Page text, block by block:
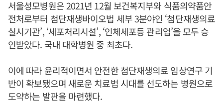
서울성모병원은 2021년 12월 보건복지부와 식품의약품안
전처로부터 첨단재생바이오법 세부 3분야인 ‘첨단재생의료
실시기관’, ‘세포처리시설’, ‘인체세포등 관리업’을 모두 승
인받았다. 국내 대학병원 중 최초다.
이에 따라 윤리적이면서 안전한 첨단재생의료 임상연구 기
반이 확보됐으며 새로운 치료법 시대를 선도하는 병원으로
도약하는 발판을 마련했다.